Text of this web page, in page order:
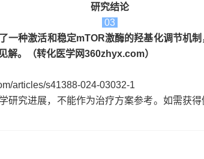
研究结论
03
一种激活和稳定mTOR激酶的羟基化调节机
解。（转化医学网360zhyx.com）
articles/s41388-024-03032-1
研究进展，不能作为治疗方案参考。如需获